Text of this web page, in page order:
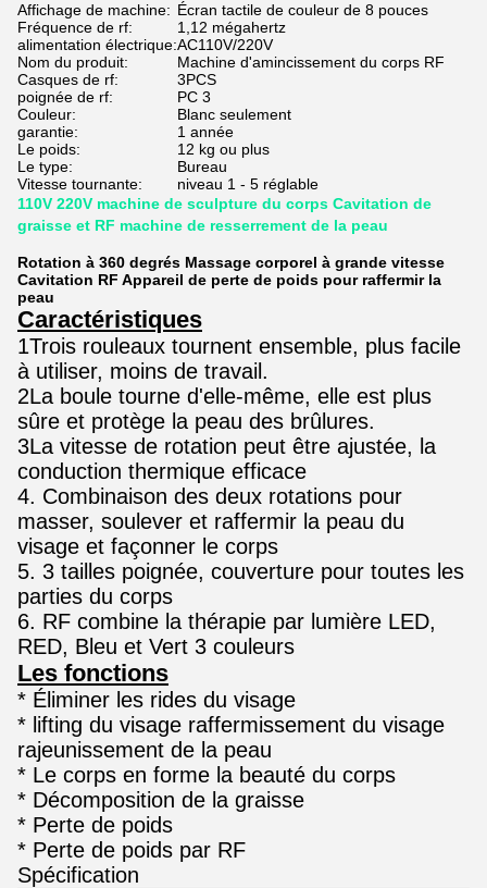
Affichage de machine: Écran tactile de couleur de 8 pouces
Fréquence de rf:
1,12 mégahertz
alimentation électrique:AC110V/220V
Nom du produit:
Machine d'amincissement du corps RF
Casques de rf:
3PCS
poignée de rf:
PC 3
Couleur:
Blanc seulement
garantie:
1 année
Le poids:
12 kg ou plus
Le type:
Bureau
Vitesse tournante:
niveau 1 - 5 réglable
110V 220V machine de sculpture du corps Cavitation de
graisse et RF machine de resserrement de la peau
Rotation à 360 degrés Massage corporel à grande vitesse
Cavitation RF Appareil de perte de poids pour raffermir la
peau
Caractéristiques
1Trois rouleaux tournent ensemble, plus facile
à utiliser, moins de travail.
2La boule tourne d'elle-même, elle est plus
sûre et protège la peau des brûlures.
3La vitesse de rotation peut être ajustée, la
conduction thermique efficace
4. Combinaison des deux rotations pour
masser, soulever et raffermir la peau du
visage et façonner le corps
5. 3 tailles poignée, couverture pour toutes les
parties du corps
6. RF combine la thérapie par lumière LED,
RED, Bleu et Vert 3 couleurs
Les fonctions
* Éliminer les rides du visage
* lifting du visage raffermissement du visage
rajeunissement de la peau
* Le corps en forme la beauté du corps
* Décomposition de la graisse
* Perte de poids
* Perte de poids par RF
Spécification